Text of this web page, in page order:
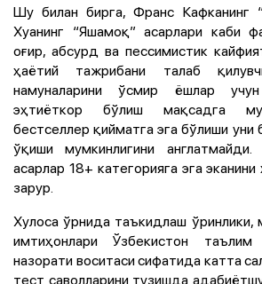
Шу билан бирга, Франс Кафканинг
Хуанинг “Яшамоқ” асарлари каби
оғир, абсурд ва пессимистик
ҳаётий тажрибани талаб
намуналарини ўсмир ёшлар
эҳтиёткор бўлиш мақсадга
бестселлер қийматга эга бўлиши уни
ўқиши мумкинлигини
асарлар 18+ категорияга эга
зарур.
Хулоса ўрнида таъкидлаш ўринлики,
имтиҳонлари Ўзбекистон
назорати воситаси сифатида катта
тест саволларини тузишда